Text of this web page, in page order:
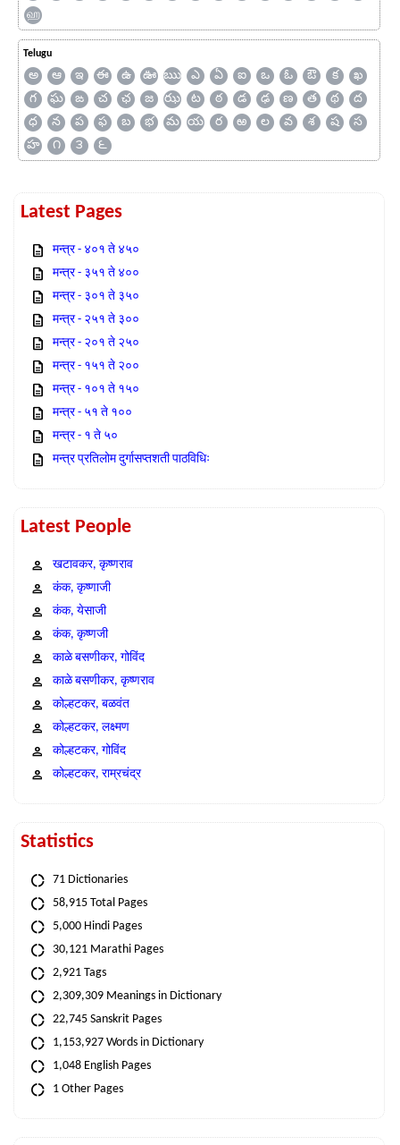
ஹ
Telugu
అ ఆ ఇ ఈ ఉ ఊ ఋ ఎ ఏ ఐ ఒ ఓ ఔ క
ఖ
గ
ఘ ఙ చ ఛ జ ఝ ట ఠ డ ఢ ణ త థ
ద
ధ
న ప ఫ బ భ మ య ర ఱ ల వ శ ష
స
హ
౧ ౩ ౬
Latest Pages
मन्त्र - ४०१ ते ४५०
मन्त्र - ३५१ ते ४००
मन्त्र - ३०१ ते ३५०
मन्त्र - २५१ ते ३००
मन्त्र - २०१ ते २५०
मन्त्र - १५१ ते २००
मन्त्र - १०१ ते १५०
मन्त्र - ५१ ते १००
मन्त्र - १ ते ५०
मन्त्र प्रतिलोम दुर्गासप्तशती पाठविधिः
Latest People
खटावकर, कृष्णराव
कंक, कृष्णाजी
कंक, येसाजी
कंक, कृष्णजी
काळे बसणीकर, गोविंद
काळे बसणीकर, कृष्णराव
कोल्हटकर, बळवंत
कोल्हटकर, लक्ष्मण
कोल्हटकर, गोविंद
कोल्हटकर, राम्रचंद्र
Statistics
71 Dictionaries
58,915 Total Pages
5,000 Hindi Pages
30,121 Marathi Pages
2,921 Tags
2,309,309 Meanings in Dictionary
22,745 Sanskrit Pages
1,153,927 Words in Dictionary
1,048 English Pages
1 Other Pages